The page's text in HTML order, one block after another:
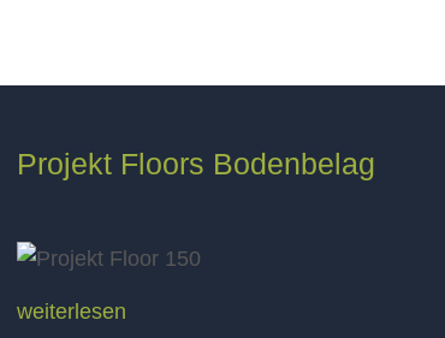
Projekt Floors Bodenbelag
weiterlesen